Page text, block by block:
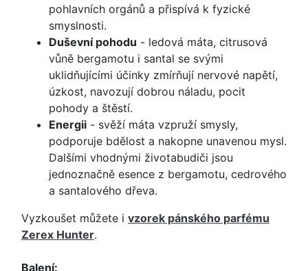
pohlavních orgánů a přispívá k fyzické
smyslnosti.
Duševní pohodu - ledová máta, citrusová
vůně bergamotu i santal se svými
uklidňujícími účinky zmírňují nervové napětí,
úzkost, navozují dobrou náladu, pocit
pohody a štěstí.
Energii - svěží máta vzpruží smysly,
podporuje bdělost a nakopne unavenou mysl.
Dalšími vhodnými životabudiči jsou
jednoznačně esence z bergamotu, cedrového
a santalového dřeva.
Vyzkoušet můžete i vzorek pánského parfému
Zerex Hunter.
Balení: